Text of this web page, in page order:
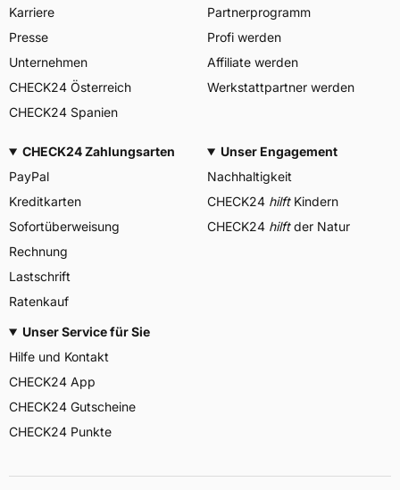
Karriere
Presse
Unternehmen
CHECK24 Österreich
CHECK24 Spanien
Partnerprogramm
Profi werden
Affiliate werden
Werkstattpartner werden
CHECK24 Zahlungsarten
PayPal
Kreditkarten
Sofortüberweisung
Rechnung
Lastschrift
Ratenkauf
Unser Engagement
Nachhaltigkeit
CHECK24 hilftKindern
CHECK24 hilftder Natur
Unser Service für Sie
Hilfe und Kontakt
CHECK24 App
CHECK24 Gutscheine
CHECK24 Punkte